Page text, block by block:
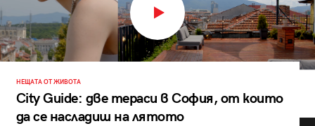
НЕЩАТА ОТ ЖИВОТА
City Guide: две тераси в София, от които
да се насладиш на лятото